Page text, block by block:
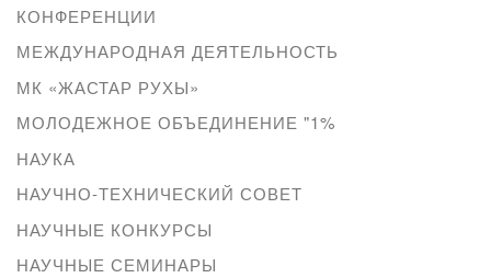
КОНФЕРЕНЦИИ
МЕЖДУНАРОДНАЯ ДЕЯТЕЛЬНОСТЬ
МК «ЖАСТАР РУХЫ»
МОЛОДЕЖНОЕ ОБЪЕДИНЕНИЕ "1%
НАУКА
НАУЧНО-ТЕХНИЧЕСКИЙ СОВЕТ
НАУЧНЫЕ КОНКУРСЫ
НАУЧНЫЕ СЕМИНАРЫ